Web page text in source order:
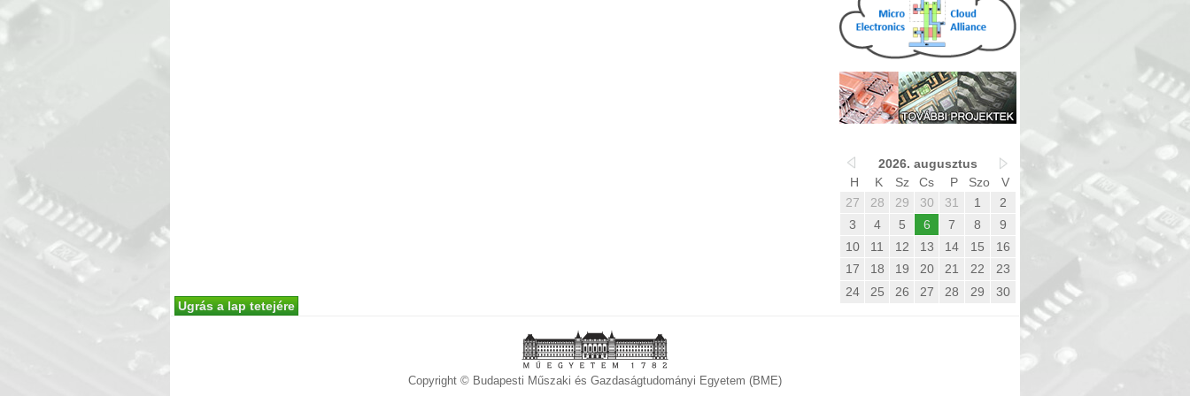
2026. augusztus
H
K Sz Cs P Szo
V
27
28 29 30 31 1
2
3
4 5 6 7 8
9
10
11 12 13 14 15
16
17
18 19 20 21 22
23
24
25 26 27 28 29 30
Copyright © Budapesti Műszaki és Gazdaságtudományi Egyetem (BME)
Ugrás a lap tetejére